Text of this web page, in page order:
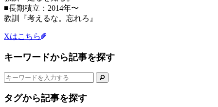
■長期積立：2014年〜
教訓『考えるな。忘れろ』
Xはこちら
キーワードから記事を探す
タグから記事を探す